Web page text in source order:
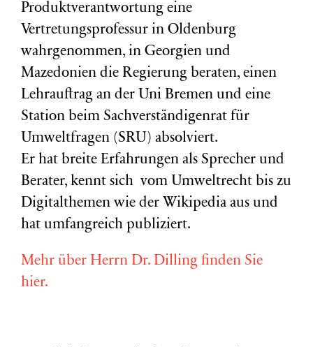
Produktverantwortung eine
Vertretungsprofessur in Oldenburg
wahrgenommen, in Georgien und
Mazedonien die Regierung beraten, einen
Lehrauftrag an der Uni Bremen und eine
Station beim Sachverständigenrat für
Umweltfragen (SRU) absolviert.
Er hat breite Erfahrungen als Sprecher und
Berater, kennt sich vom Umweltrecht bis zu
Digitalthemen wie der Wikipedia aus und
hat umfangreich publiziert.
Mehr über Herrn Dr. Dilling finden Sie
hier.